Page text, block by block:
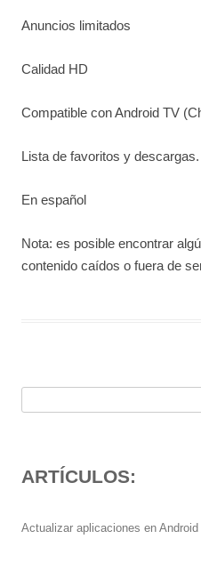
Anuncios limitados
Calidad HD
Compatible con Android TV
Lista de favoritos y descargas.
En español
Nota: es posible encontrar
contenido caídos o fuera de
ARTÍCULOS:
Actualizar aplicaciones en Android